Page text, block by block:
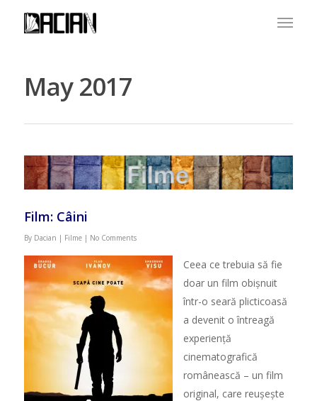
May 2017
Film: Câini
By Dacian | Filme | No Comments
Ceea ce trebuia să fie
doar un film obișnuit
într-o seară plicticoasă
a devenit o întreagă
experiență
cinematografică
românească – un film
original, care reușește